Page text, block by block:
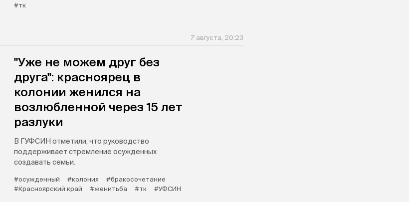
#тк
7 августа, 20:23
"Уже не можем друг без
друга": красноярец в
колонии женился на
возлюбленной через 15 лет
разлуки
В ГУФСИН отметили, что руководство
поддерживает стремление осужденных
создавать семьи.
#осужденный #колония
#бракосочетание
#Красноярский край
#женитьба #тк #УФСИН